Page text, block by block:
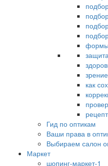
формы
как
Гид по оптикам
Ваши права в
Выбираем салон
Маркет
шопинг-маркет-1